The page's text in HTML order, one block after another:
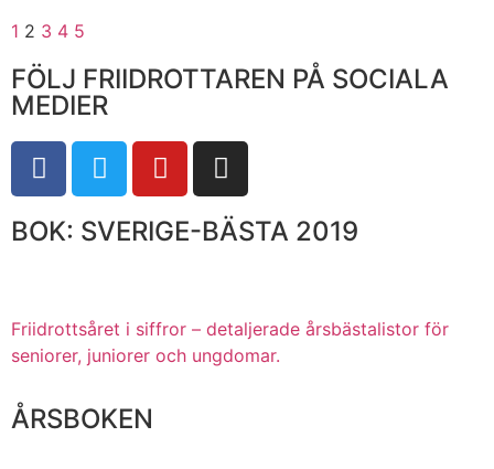
1 2 3 4 5
FÖLJ FRIIDROTTAREN PÅ SOCIALA
MEDIER
BOK: SVERIGE-BÄSTA 2019
Friidrottsåret i siffror – detaljerade årsbästalistor för
seniorer, juniorer och ungdomar.
ÅRSBOKEN